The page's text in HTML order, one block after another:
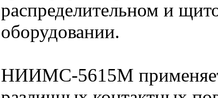
распределительном и
оборудовании.
НИИМС-5615М